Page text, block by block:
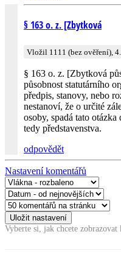
§ 163 o. z. [Zbytková
Vložil 1111 (bez ověření),
§ 163 o. z. [Zbytková
působnost statutárního
předpis, stanovy, nebo
nestanoví, že o určité
osoby, spadá tato
tedy představenstva.
odpovědět
Nastavení komentářů
Vyberte si, jak chcete